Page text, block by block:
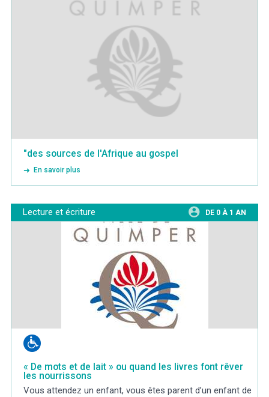
"des sources de l'Afrique au gospel
En savoir plus
Lecture et écriture DE 0 À 1 AN
« De mots et de lait » ou quand les livres font rêver
les nourrissons
Vous attendez un enfant, vous êtes parent d’un enfant de